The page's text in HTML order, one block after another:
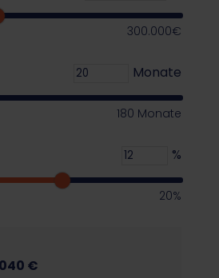
300.000€
Monate
180 Monate
%
20%
€